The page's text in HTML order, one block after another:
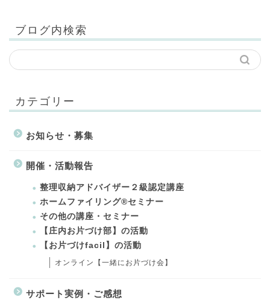
ブログ内検索
カテゴリー
お知らせ・募集
開催・活動報告
整理収納アドバイザー２級認定講座
ホームファイリング®セミナー
その他の講座・セミナー
【庄内お片づけ部】の活動
【お片づけfacil】の活動
オンライン【一緒にお片づけ会】
サポート実例・ご感想